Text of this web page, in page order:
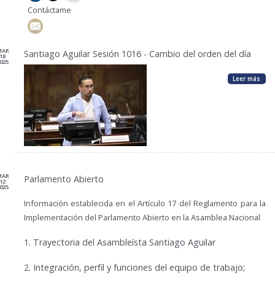
Contáctame
18 Santiago Aguilar Sesión 1016 - Cambio del orden del día
Leer más
12 Parlamento Abierto
Información establecida en el Artículo 17 del Reglamento para la
Implementación del Parlamento Abierto en la Asamblea Nacional
1. Trayectoria del Asambleísta Santiago Aguilar
2. Integración, perfil y funciones del equipo de trabajo;